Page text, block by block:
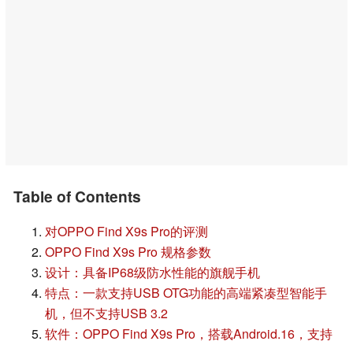
Table of Contents
对OPPO Find X9s Pro的评测
OPPO Find X9s Pro 规格参数
设计：具备IP68级防水性能的旗舰手机
特点：一款支持USB OTG功能的高端紧凑型智能手
机，但不支持USB 3.2
软件：OPPO Find X9s Pro，搭载Android.16，支持